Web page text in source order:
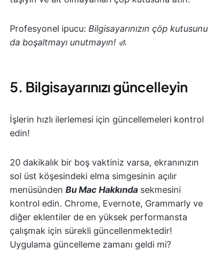
Profesyonel ipucu: Bilgisayarınızın çöp kutusunu
da boşaltmayı unutmayın! 🚮
5. Bilgisayarınızı güncelleyin
İşlerin hızlı ilerlemesi için güncellemeleri kontrol
edin!
20 dakikalık bir boş vaktiniz varsa, ekranınızın
sol üst köşesindeki elma simgesinin açılır
menüsünden Bu Mac Hakkında sekmesini
kontrol edin. Chrome, Evernote, Grammarly ve
diğer eklentiler de en yüksek performansta
çalışmak için sürekli güncellenmektedir!
Uygulama güncelleme zamanı geldi mi?